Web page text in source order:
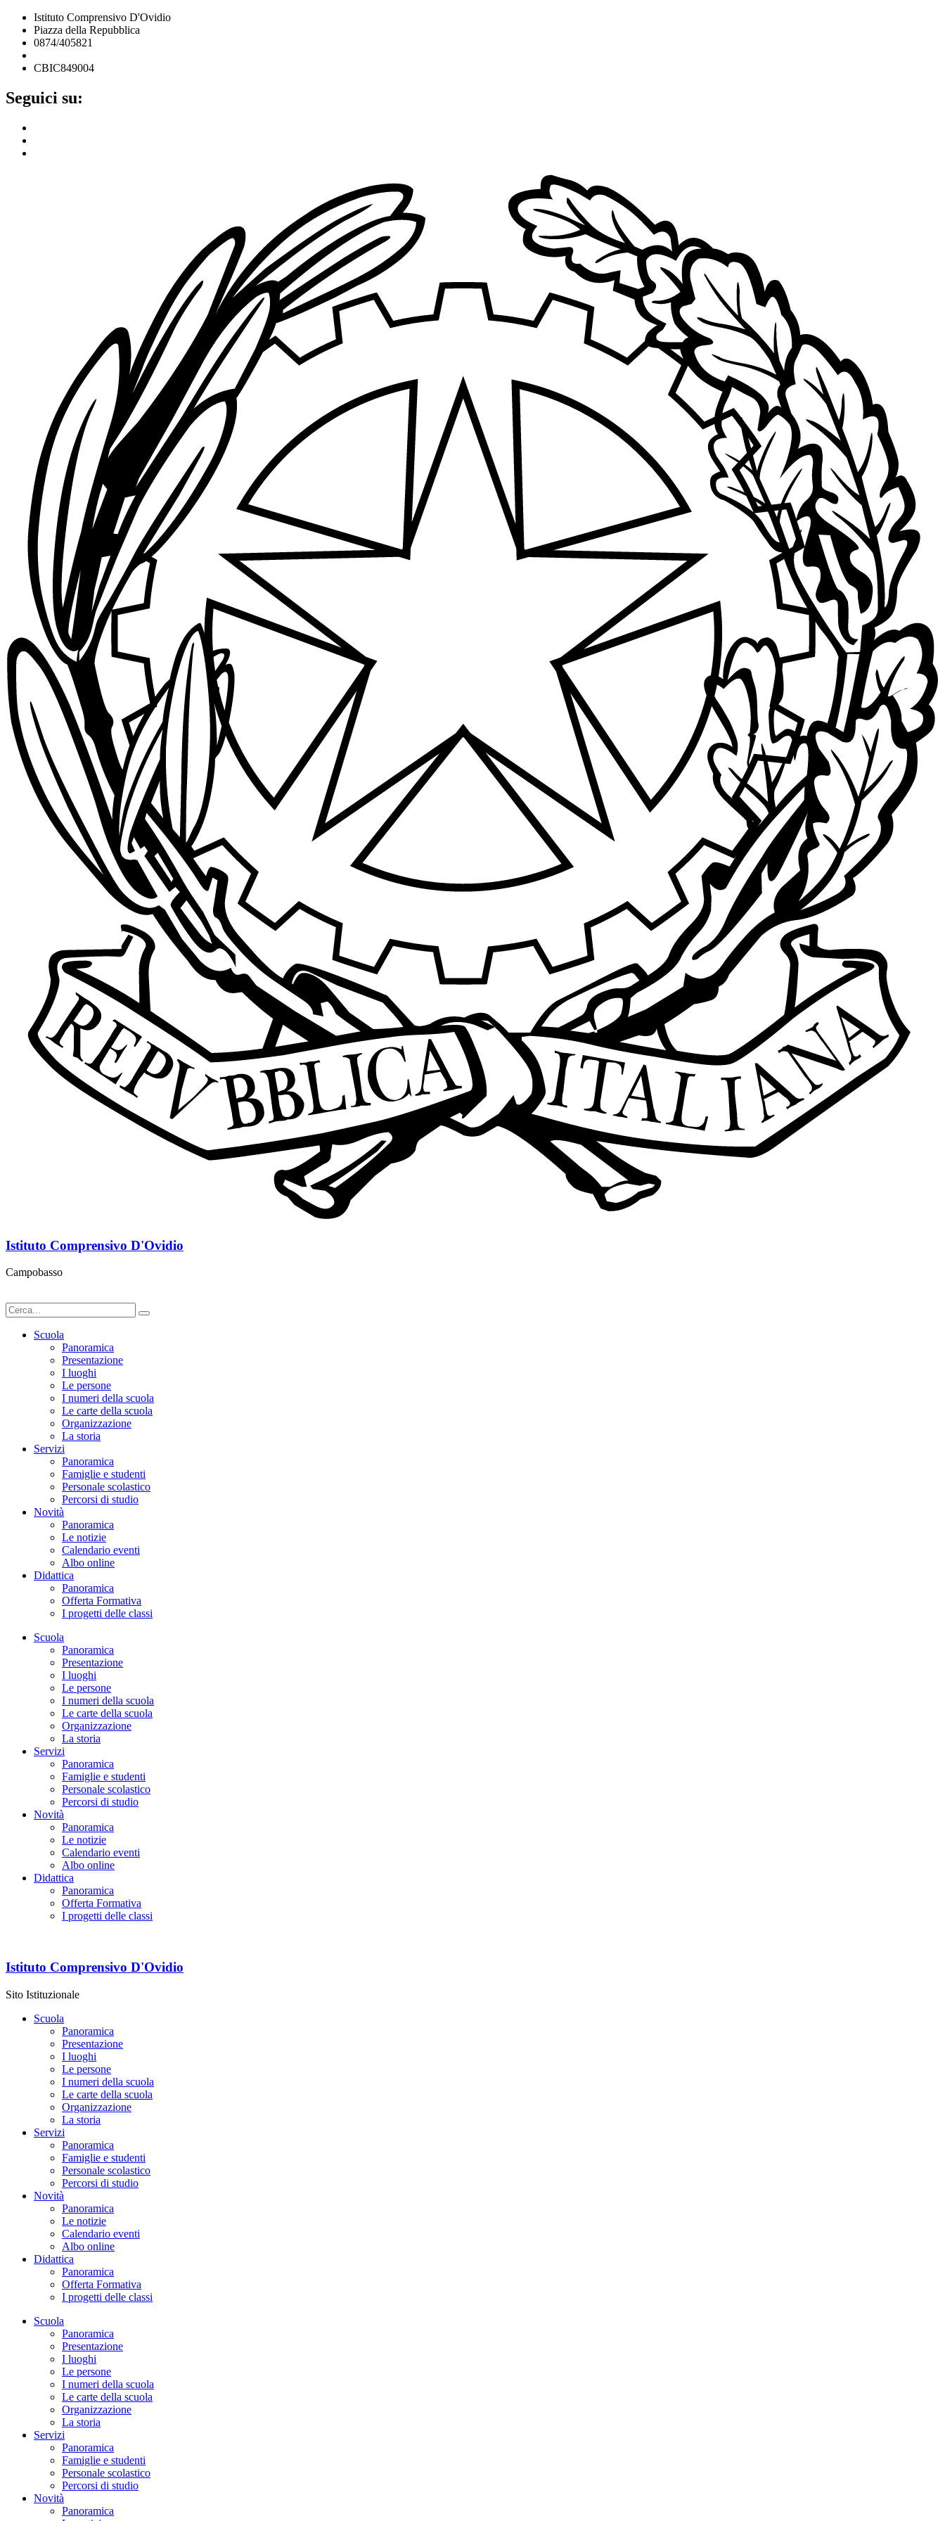
Istituto Comprensivo D'Ovidio
Piazza della Repubblica
0874/405821
CBIC849004
Seguici su:
Istituto Comprensivo D'Ovidio
Campobasso
Scuola
Panoramica
Presentazione
I luoghi
Le persone
I numeri della scuola
Le carte della scuola
Organizzazione
La storia
Servizi
Panoramica
Famiglie e studenti
Personale scolastico
Percorsi di studio
Novità
Panoramica
Le notizie
Calendario eventi
Albo online
Didattica
Panoramica
Offerta Formativa
I progetti delle classi
Scuola
Panoramica
Presentazione
I luoghi
Le persone
I numeri della scuola
Le carte della scuola
Organizzazione
La storia
Servizi
Panoramica
Famiglie e studenti
Personale scolastico
Percorsi di studio
Novità
Panoramica
Le notizie
Calendario eventi
Albo online
Didattica
Panoramica
Offerta Formativa
I progetti delle classi
Istituto Comprensivo D'Ovidio
Sito Istituzionale
Scuola
Panoramica
Presentazione
I luoghi
Le persone
I numeri della scuola
Le carte della scuola
Organizzazione
La storia
Servizi
Panoramica
Famiglie e studenti
Personale scolastico
Percorsi di studio
Novità
Panoramica
Le notizie
Calendario eventi
Albo online
Didattica
Panoramica
Offerta Formativa
I progetti delle classi
Scuola
Panoramica
Presentazione
I luoghi
Le persone
I numeri della scuola
Le carte della scuola
Organizzazione
La storia
Servizi
Panoramica
Famiglie e studenti
Personale scolastico
Percorsi di studio
Novità
Panoramica